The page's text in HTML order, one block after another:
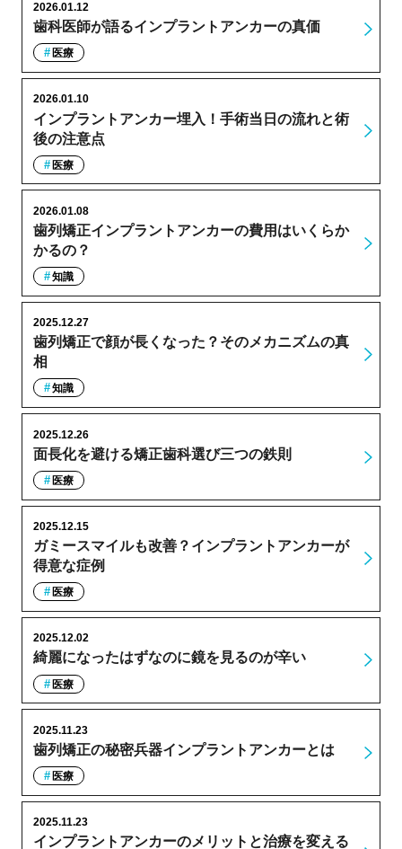
歯科医師が語るインプラントアンカーの真価
2026.01.12
医療
インプラントアンカー埋入！手術当日の流れと術
後の注意点
2026.01.10
医療
歯列矯正インプラントアンカーの費用はいくらか
かるの？
2026.01.08
知識
歯列矯正で顔が長くなった？そのメカニズムの真
相
2025.12.27
知識
面長化を避ける矯正歯科選び三つの鉄則
2025.12.26
医療
ガミースマイルも改善？インプラントアンカーが
得意な症例
2025.12.15
医療
綺麗になったはずなのに鏡を見るのが辛い
2025.12.02
医療
歯列矯正の秘密兵器インプラントアンカーとは
2025.11.23
医療
インプラントアンカーのメリットと治療を変える
2025.11.23